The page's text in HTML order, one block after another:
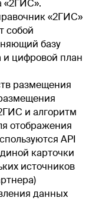
«2ГИС».
«2ГИС»
собой
базу
и цифровой план
размещения
и алгоритм
отображения
API
карточки
источников
данных